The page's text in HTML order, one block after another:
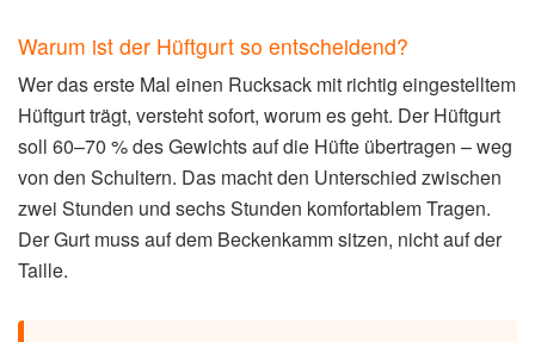
Warum ist der Hüftgurt so entscheidend?
Wer das erste Mal einen Rucksack mit richtig eingestelltem
Hüftgurt trägt, versteht sofort, worum es geht. Der Hüftgurt
soll 60–70 % des Gewichts auf die Hüfte übertragen – weg
von den Schultern. Das macht den Unterschied zwischen
zwei Stunden und sechs Stunden komfortablem Tragen.
Der Gurt muss auf dem Beckenkamm sitzen, nicht auf der
Taille.